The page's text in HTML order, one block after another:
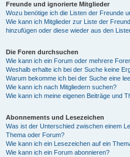
Freunde und ignorierte Mitglieder
Wozu benötige ich die Listen der Freunde
Wie kann ich Mitglieder zur Liste der
hinzufügen oder diese wieder aus den
Die Foren durchsuchen
Wie kann ich ein Forum oder mehrere
Weshalb erhalte ich bei der Suche keine
Warum bekomme ich bei der Suche eine
Wie kann ich nach Mitgliedern suchen?
Wie kann ich meine eigenen Beiträge und
Abonnements und Lesezeichen
Was ist der Unterschied zwischen einem
Thema oder Forum?
Wie kann ich ein Lesezeichen auf ein
Wie kann ich ein Forum abonnieren?